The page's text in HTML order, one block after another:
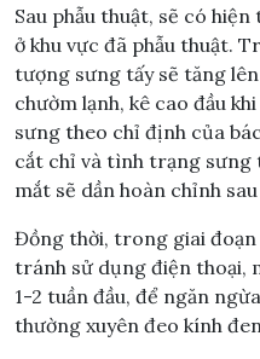
Sau phẫu thuật, sẽ có
ở khu vực đã phẫu thuật.
tượng sưng tấy sẽ tăng
chườm lạnh, kê cao đầu
sưng theo chỉ định của
cắt chỉ và tình trạng sưng
mắt sẽ dần hoàn chỉnh
Đồng thời, trong giai đoạn
tránh sử dụng điện thoại,
1-2 tuần đầu, để ngăn
thường xuyên đeo kính